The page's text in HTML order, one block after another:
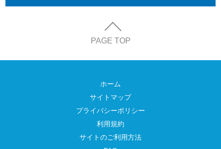
PAGE TOP
ホーム
サイトマップ
プライバシーポリシー
利用規約
サイトのご利用方法